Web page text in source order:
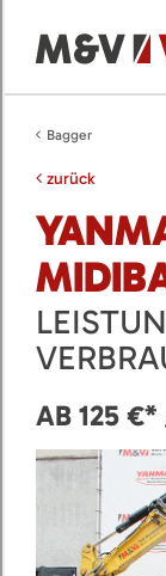
Bagger
zurück
AB 125